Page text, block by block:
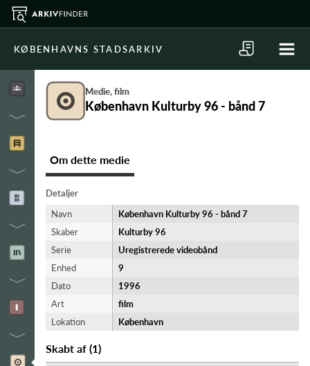
KØBENHAVNS STADSARKIV
Medie, film
København Kulturby 96 - bånd 7
Om dette medie
Detaljer
Navn
København Kulturby 96 - bånd 7
Skaber
Kulturby 96
Serie
Uregistrerede videobånd
Enhed
9
Dato
1996
Art
film
Lokation
København
Skabt af (1)